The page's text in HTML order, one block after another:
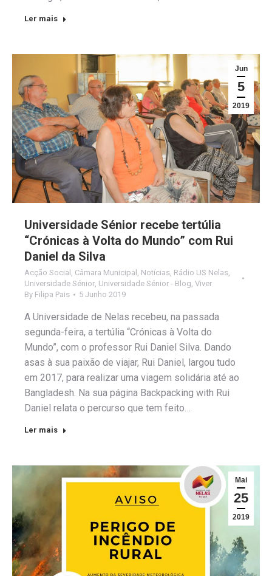
Ler mais
Jun
5
2019
Universidade Sénior recebe tertúlia
“Crónicas à Volta do Mundo” com Rui
Daniel da Silva
Acção Social Câmara Municipal Notícias Rádio US Nelas
Universidade Sénior Universidade Sénior - Blog Viver
By Filipa Pais 5 Junho 2019
A Universidade de Nelas recebeu, na passada
segunda-feira, a tertúlia “Crónicas à Volta do
Mundo”, com o professor Rui Daniel Silva. Dando
asas à sua paixão de viajar, Rui Daniel, largou tudo
em 2017, para realizar uma viagem solidária até ao
Bangladesh. Na sua página Backpacking with Rui
Daniel relata o percurso que tem feito…
Ler mais
Mai
25
2019